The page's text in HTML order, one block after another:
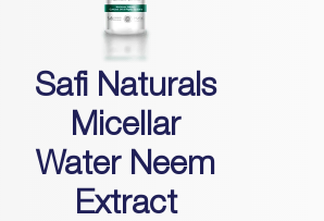
Safi Naturals
Micellar
Water Neem
Extract